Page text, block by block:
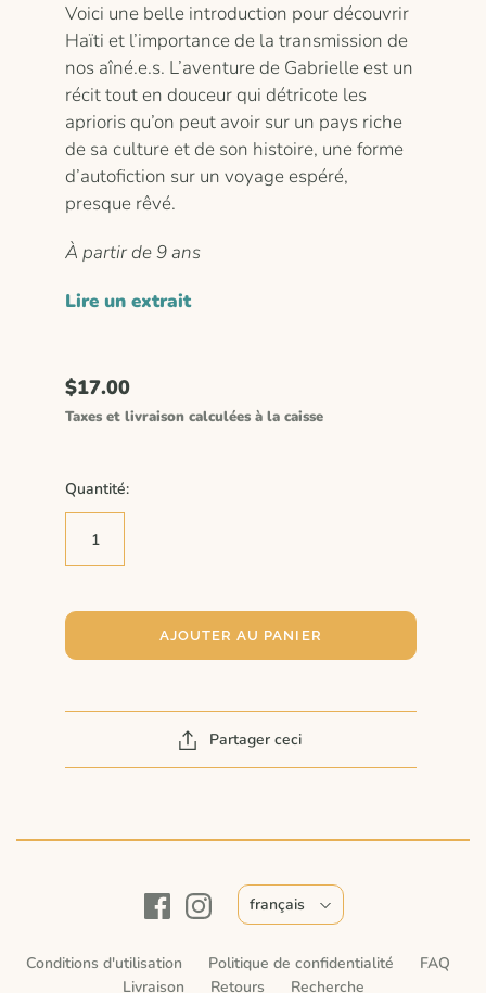
Voici une belle introduction pour découvrir
Haïti et l’importance de la transmission de
nos aîné.e.s. L’aventure de Gabrielle est un
récit tout en douceur qui détricote les
aprioris qu’on peut avoir sur un pays riche
de sa culture et de son histoire, une forme
d’autofiction sur un voyage espéré,
presque rêvé.
À partir de 9 ans
Lire un extrait
$17.00
Taxes et livraison calculées à la caisse
Quantité:
AJOUTER AU PANIER
Partager ceci
Conditions d'utilisation Politique de confidentialité
FAQ
Livraison
Retours Recherche
français